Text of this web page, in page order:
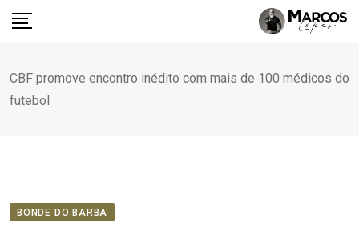
para
conteúdo
CBF promove encontro inédito com mais de 100 médicos do
futebol
BONDE DO BARBA